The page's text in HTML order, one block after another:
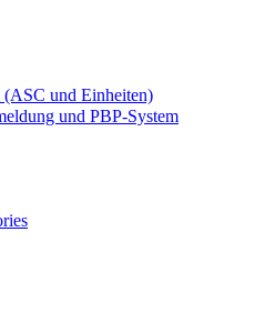
und Einheiten)
und PBP-System